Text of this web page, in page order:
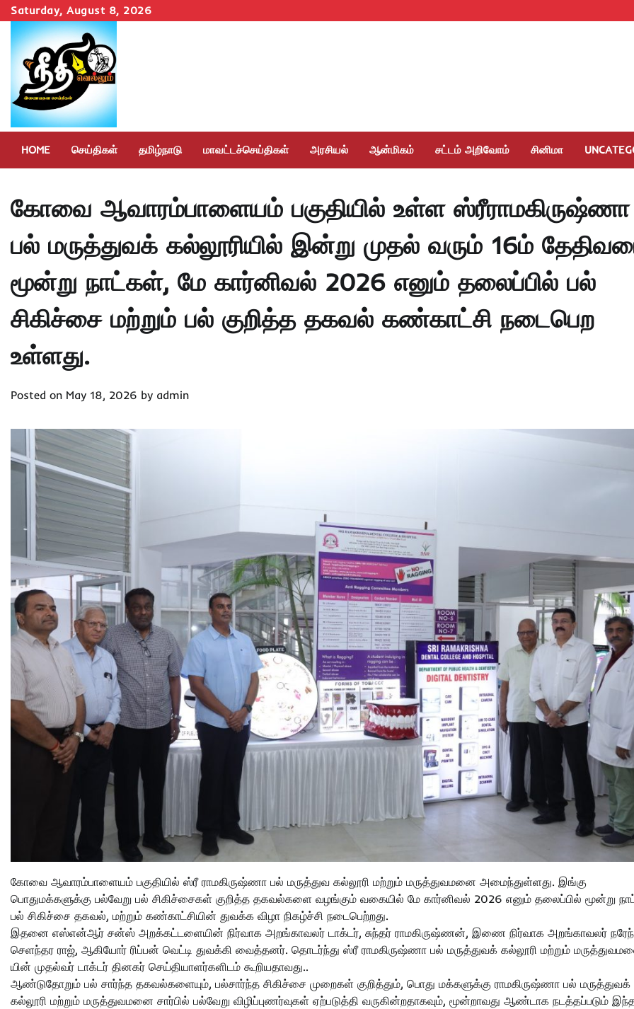
Skip
to
content
Saturday, August 8, 2026
HOME செய்திகள் தமிழ்நாடு மாவட்டச்செய்திகள் அரசியல் ஆன்மிகம் சட்டம் அறிவோம் சினிமா
கோவை ஆவாரம்பாளையம் பகுதியில் உள்ள ஸ்ரீராமகிருஷ்ணா
பல் மருத்துவக் கல்லூரியில் இன்று முதல் வரும் 16ம்
மூன்று நாட்கள், மே கார்னிவல் 2026 எனும் தலைப்பில் பல்
சிகிச்சை மற்றும் பல் குறித்த தகவல் கண்காட்சி நடைபெற
உள்ளது.
Posted on May 18, 2026 by admin
கோவை ஆவாரம்பாளையம் பகுதியில் ஸ்ரீ ராமகிருஷ்ணா பல் மருத்துவ கல்லூரி மற்றும் மருத்துவமனை அமைந்துள்ளது. இங்கு
பொதுமக்களுக்கு பல்வேறு பல் சிகிச்சைகள் குறித்த தகவல்களை வழங்கும் வகையில் மே கார்னிவல் 2026 எனும் தலைப்பில் மூன்று
பல் சிகிச்சை தகவல், மற்றும் கண்காட்சியின் துவக்க விழா நிகழ்ச்சி நடைபெற்றது.
இதனை எஸ்என்ஆர் சன்ஸ் அறக்கட்டளையின் நிர்வாக அறங்காவலர் டாக்டர், சுந்தர் ராமகிருஷ்ணன், இணை நிர்வாக அறங்காவலர்
செளந்தர ராஜ், ஆகியோர் ரிப்பன் வெட்டி துவக்கி வைத்தனர். தொடர்ந்து ஸ்ரீ ராமகிருஷ்ணா பல் மருத்துவக் கல்லூரி மற்றும்
யின் முதல்வர் டாக்டர் தினகர் செய்தியாளர்களிடம் கூறியதாவது..
ஆண்டுதோறும் பல் சார்ந்த தகவல்களையும், பல்சார்ந்த சிகிச்சை முறைகள் குறித்தும், பொது மக்களுக்கு ராமகிருஷ்ணா பல் மருத்துவக்
கல்லூரி மற்றும் மருத்துவமனை சார்பில் பல்வேறு விழிப்புணர்வுகள் ஏற்படுத்தி வருகின்றதாகவும், மூன்றாவது ஆண்டாக நடத்தப்படும்